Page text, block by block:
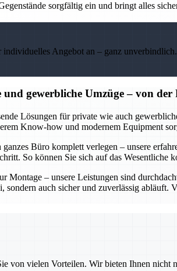
sorgfältig ein und bringt alles
Angebot an – ganz unverbindlich.
gewerbliche Umzüge – von
Lösungen für private wie auch
Know-how und modernem Equipment
Büro komplett verlegen – unsere
So können Sie sich auf das
Montage – unsere Leistungen sind
sondern auch sicher und zuverlässig
von vielen Vorteilen. Wir bieten Ihnen